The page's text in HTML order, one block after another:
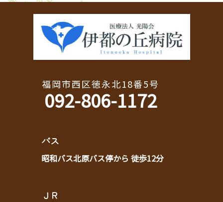
福岡市西区徳永北18番5号
092-806-1172
バス
昭和バス北原バス停から 徒歩12分
ＪＲ